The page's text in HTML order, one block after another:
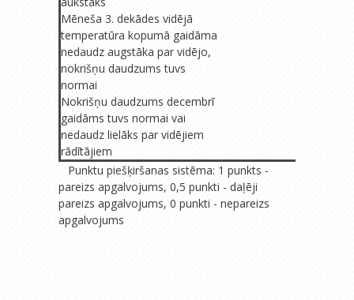
Mēneša 3. dekādes vidējā
temperatūra kopumā gaidāma
nedaudz augstāka par vidējo,
nokrišņu daudzums tuvs
normai
Nokrišņu daudzums decembrī
gaidāms tuvs normai vai
nedaudz lielāks par vidējiem
rādītājiem
Punktu piešķiršanas sistēma: 1 punkts -
pareizs apgalvojums, 0,5 punkti - daļēji
pareizs apgalvojums, 0 punkti - nepareizs
apgalvojums